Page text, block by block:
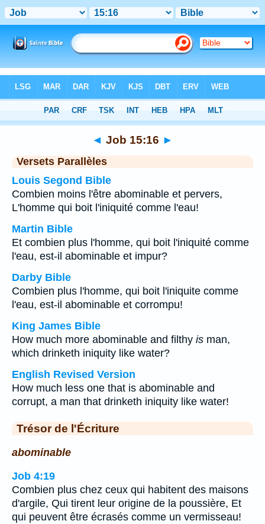
Chapitre 15 > Verset 16
◄ Job 15:16 ►
Versets Parallèles
Louis Segond Bible
Combien moins l'être abominable et pervers,
L'homme qui boit l'iniquité comme l'eau!
Martin Bible
Et combien plus l'homme, qui boit l'iniquité comme
l'eau, est-il abominable et impur?
Darby Bible
Combien plus l'homme, qui boit l'iniquite comme
l'eau, est-il abominable et corrompu!
King James Bible
How much more abominable and filthy is man,
which drinketh iniquity like water?
English Revised Version
How much less one that is abominable and
corrupt, a man that drinketh iniquity like water!
Trésor de l'Écriture
abominable
Job 4:19
Combien plus chez ceux qui habitent des maisons
d'argile, Qui tirent leur origine de la poussière, Et
qui peuvent être écrasés comme un vermisseau!